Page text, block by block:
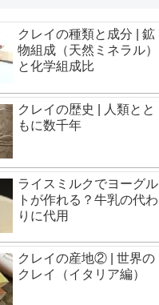
クレイの種類と成分 | 鉱
物組成（天然ミネラル）
と化学組成比
クレイの歴史 | 人類とと
もに数千年
ライスミルクでヨーグル
トが作れる？牛乳の代わ
りに代用
クレイの産地② | 世界の
クレイ（イタリア編）